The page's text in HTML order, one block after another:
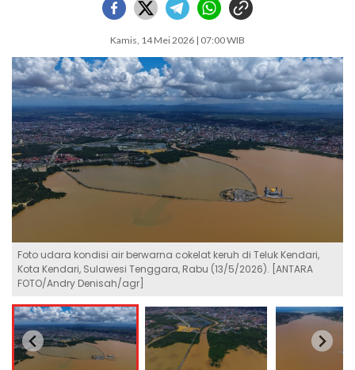
Kamis, 14 Mei 2026 | 07:00 WIB
Foto udara kondisi air berwarna cokelat keruh di Teluk Kendari,
Kota Kendari, Sulawesi Tenggara, Rabu (13/5/2026). [ANTARA
FOTO/Andry Denisah/agr]